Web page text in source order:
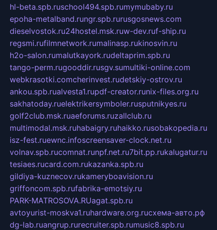
hl-beta.spb.ruschool494.spb.rumymubaby.ru
epoha-metalband.rungr.spb.rurusgosnews.com
dieselvostok.ru24hostel.msk.ruw-dev.ruf-ship.ru
regsmi.rufilmnetwork.rumalinasp.rukinosvin.ru
h2o-salon.rumalutkayork.rudeltaprim.spb.ru
tango-perm.rugooddir.rusgv.sumultiki-online.com
webkrasotki.comcherinvest.rudetskiy-ostrov.ru
ankou.spb.rualvesta1.rupdf-creator.runix-files.org.ru
sakhatoday.ruelektrikersymboler.rusputnikyes.ru
golf2club.msk.ruaeforums.ruzallclub.ru
multimodal.msk.ruhabaigry.ruhaikko.rusobakopedia.ru
isz-fest.ruewnc.infoscreensaver-clock.net.ru
volnav.spb.rucomnat.runpf.net.ru7bit.pp.rukalugatur.ru
tesiaes.rucard.com.rukazanka.spb.ru
gildiya-kuznecov.rukameryboavision.ru
griffoncom.spb.rufabrika-emotsiy.ru
PARK-MATROSOVA.RUagat.spb.ru
avtoyurist-moskva1.ruhardware.org.ruсхема-авто.рф
dg-lab.ruangrup.rurecruiter.spb.rumusic8.spb.ru